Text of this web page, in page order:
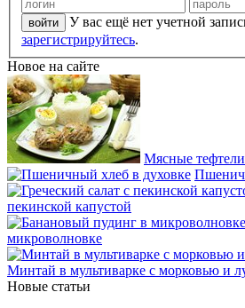
У вас ещё нет учетной
зарегистрируйтесь.
Новое на сайте
Мясные
пекинской капустой
микроволновке
Минтай в мультиварке с морковью и
Новые статьи